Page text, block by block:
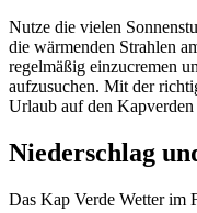
Nutze die vielen
die wärmenden Strahlen
regelmäßig einzucremen
aufzusuchen. Mit der
Urlaub auf den
Niederschlag
Das Kap Verde Wetter im